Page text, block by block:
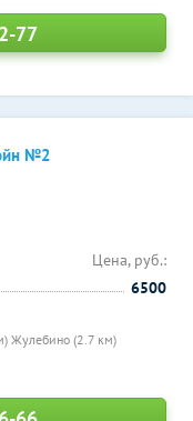
77
№2
Жулебино (2.7 км)
Цена, руб.:
6500